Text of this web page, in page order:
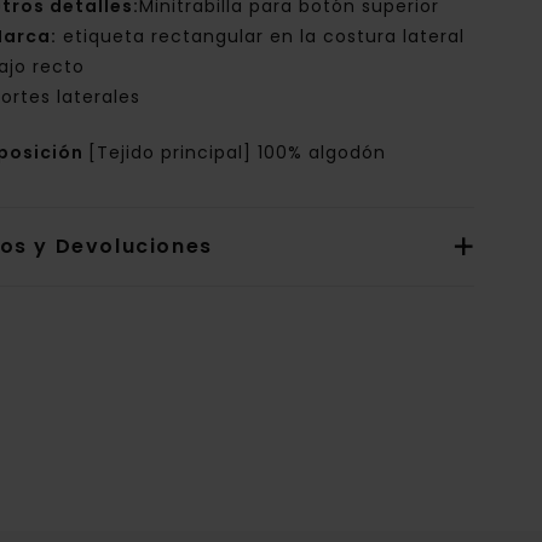
detalles:Minitrabilla para botón superior
etiqueta rectangular en la costura lateral
recto
laterales
[Tejido principal] 100% algodón
y Devoluciones